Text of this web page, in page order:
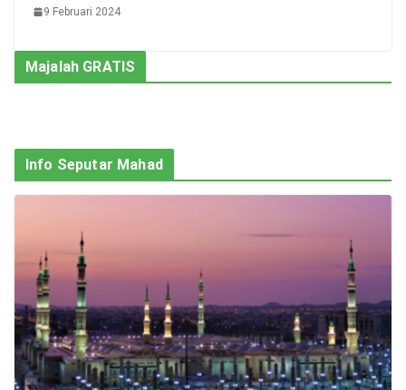
9 Februari 2024
Majalah GRATIS
Info Seputar Mahad